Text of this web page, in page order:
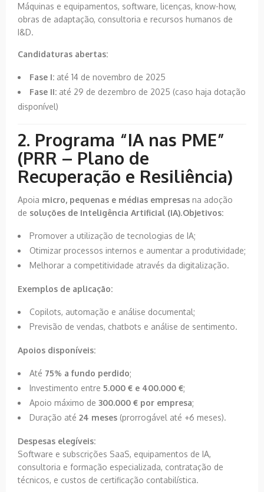
Máquinas e equipamentos, software, licenças, know-how,
obras de adaptação, consultoria e recursos humanos de
I&D.
Candidaturas abertas:
Fase I: até 14 de novembro de 2025
Fase II: até 29 de dezembro de 2025 (caso haja dotação
disponível)
2. Programa “IA nas PME”
(PRR – Plano de
Recuperação e Resiliência)
Apoia micro, pequenas e médias empresas na adoção
de soluções de Inteligência Artificial (IA).Objetivos:
Promover a utilização de tecnologias de IA;
Otimizar processos internos e aumentar a produtividade;
Melhorar a competitividade através da digitalização.
Exemplos de aplicação:
Copilots, automação e análise documental;
Previsão de vendas, chatbots e análise de sentimento.
Apoios disponíveis:
Até 75% a fundo perdido;
Investimento entre 5.000 € e 400.000 €;
Apoio máximo de 300.000 € por empresa;
Duração até 24 meses (prorrogável até +6 meses).
Despesas elegíveis:
Software e subscrições SaaS, equipamentos de IA,
consultoria e formação especializada, contratação de
técnicos, e custos de certificação contabilística.